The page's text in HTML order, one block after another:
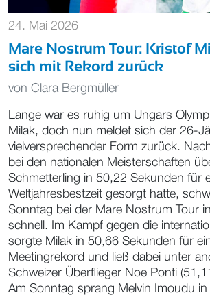
24. Mai 2026
Mare Nostrum Tour: Kristof
sich mit Rekord zurück
von Clara Bergmüller
Lange war es ruhig um Ungars
Milak, doch nun meldet sich der 26-
vielversprechender Form zurück.
bei den nationalen Meisterschaften
Schmetterling in 50,22 Sekunden für
Weltjahresbestzeit gesorgt hatte,
Sonntag bei der Mare Nostrum Tour
schnell. Im Kampf gegen die
sorgte Milak in 50,66 Sekunden für
Meetingrekord und ließ dabei unter
Schweizer Überflieger Noe Ponti
Am Sonntag sprang Melvin Imoudu in